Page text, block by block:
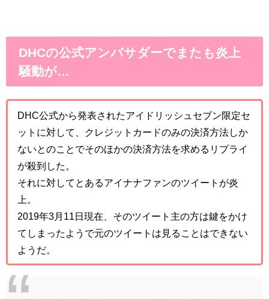
DHCの公式アンバサダーでまたも炎上
騒動が…
DHC公式から発表されたアイドリッシュセブン限定セ
ットに対して、クレジットカードのみの決済方法しか
ないとのことでそのほかの決済方法を求めるリプライ
が殺到した。
それに対してとあるアイナナファンのツイートが炎
上。
2019年3月11日現在、そのツイート主の方は鍵をかけ
てしまったようで元のツイートは見ることはできない
ようだ。